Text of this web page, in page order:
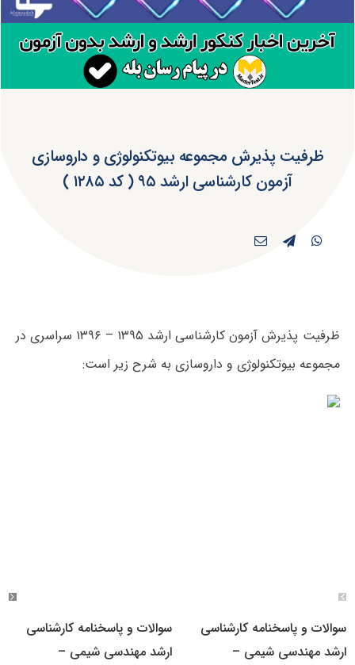
ظرفیت پذیرش مجموعه بیوتکنولوژی و داروسازی
آزمون کارشناسی ارشد ۹۵ ( کد ۱۲۸۵ )
ظرفیت پذیرش آزمون کارشناسی ارشد ۱۳۹۵ – ۱۳۹۶ سراسری در
مجموعه بیوتکنولوژی و داروسازی به شرح زیر است:
سوالات و پاسخنامه کارشناسی
ارشد مهندسی شیمی –
سوالات و پاسخنامه کارشناسی
ارشد مهندسی شیمی –